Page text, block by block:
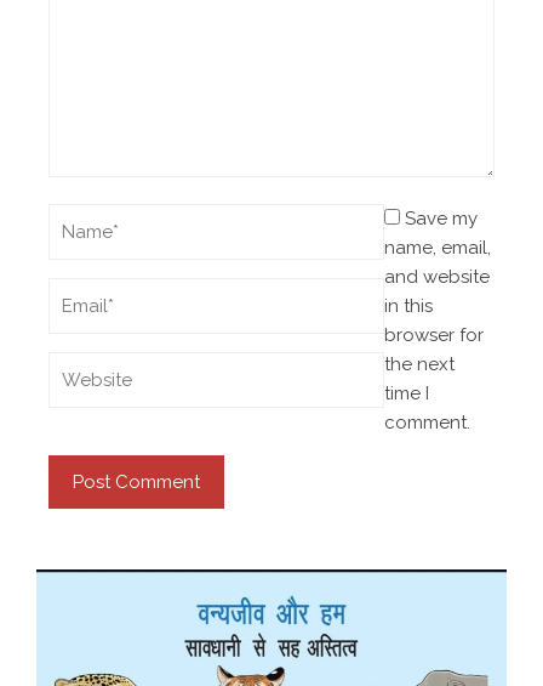
Save my
name, email,
and website
in this
browser for
the next
time I
comment.